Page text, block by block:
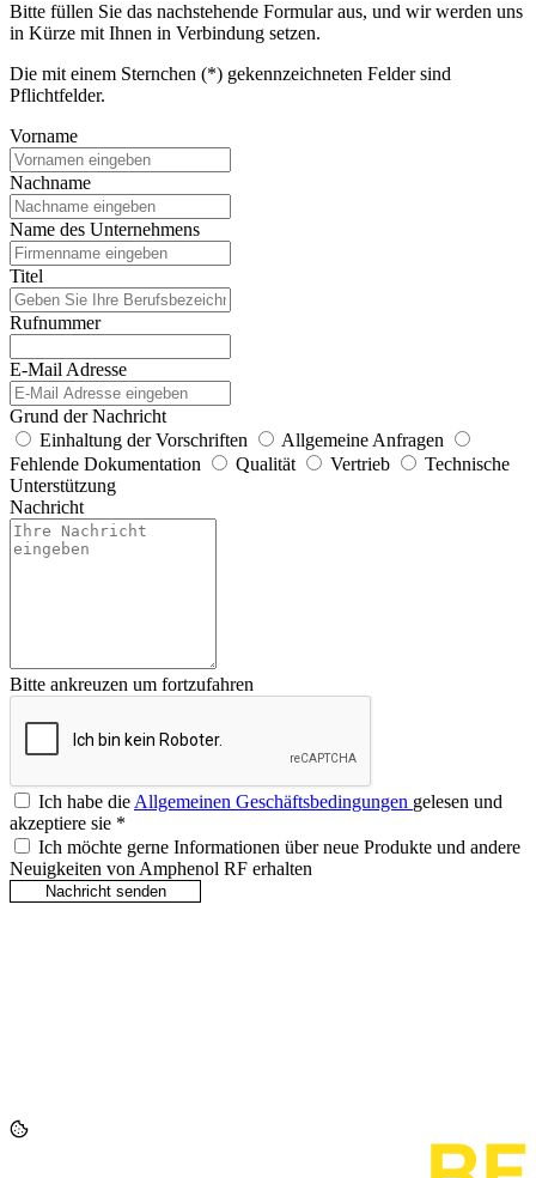
Bitte füllen Sie das nachstehende Formular aus, und wir werden uns
in Kürze mit Ihnen in Verbindung setzen.
Die mit einem Sternchen (*) gekennzeichneten Felder sind
Pflichtfelder.
Vorname
Nachname
Name des Unternehmens
Titel
Rufnummer
E-Mail Adresse
Grund der Nachricht
Einhaltung der Vorschriften
Allgemeine Anfragen
Fehlende Dokumentation
Qualität Vertrieb
Technische
Unterstützung
Nachricht
Bitte ankreuzen um fortzufahren
Ich habe dieAllgemeinen Geschäftsbedingungen gelesen und
akzeptiere sie *
Ich möchte gerne Informationen über neue Produkte und andere
Neuigkeiten von Amphenol RF erhalten